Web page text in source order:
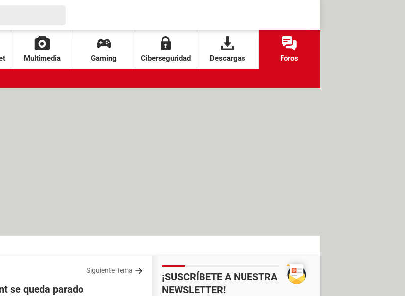
Multimedia Gaming Ciberseguridad Descargas Foros
Siguiente Tema
se queda parado
¡SUSCRÍBETE A NUESTRA
NEWSLETTER!